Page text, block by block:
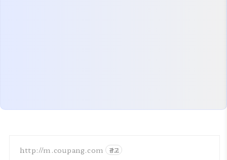
http://m.coupang.com 광고